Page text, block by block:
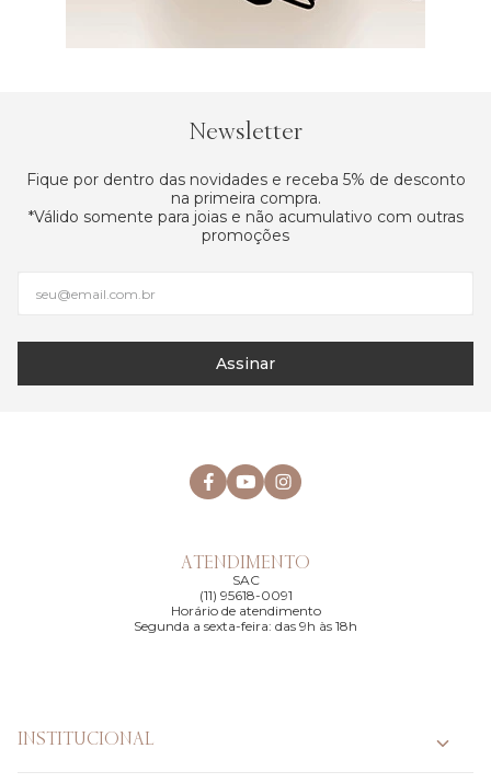
Newsletter
Fique por dentro das novidades e receba 5% de desconto
na primeira compra.
*Válido somente para joias e não acumulativo com outras
promoções
Assinar
ATENDIMENTO
SAC
(11) 95618-0091
Horário de atendimento
Segunda a sexta-feira: das 9h às 18h
INSTITUCIONAL